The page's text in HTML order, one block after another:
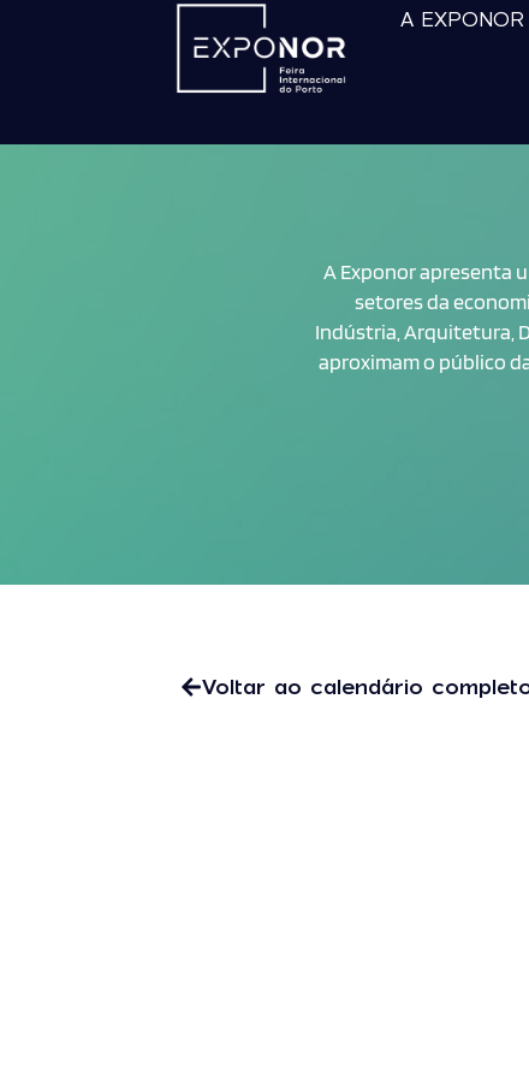
A EXPONOR
A Exponor apresenta
setores da
Indústria, Arquitetura,
aproximam o público
Voltar ao calendário